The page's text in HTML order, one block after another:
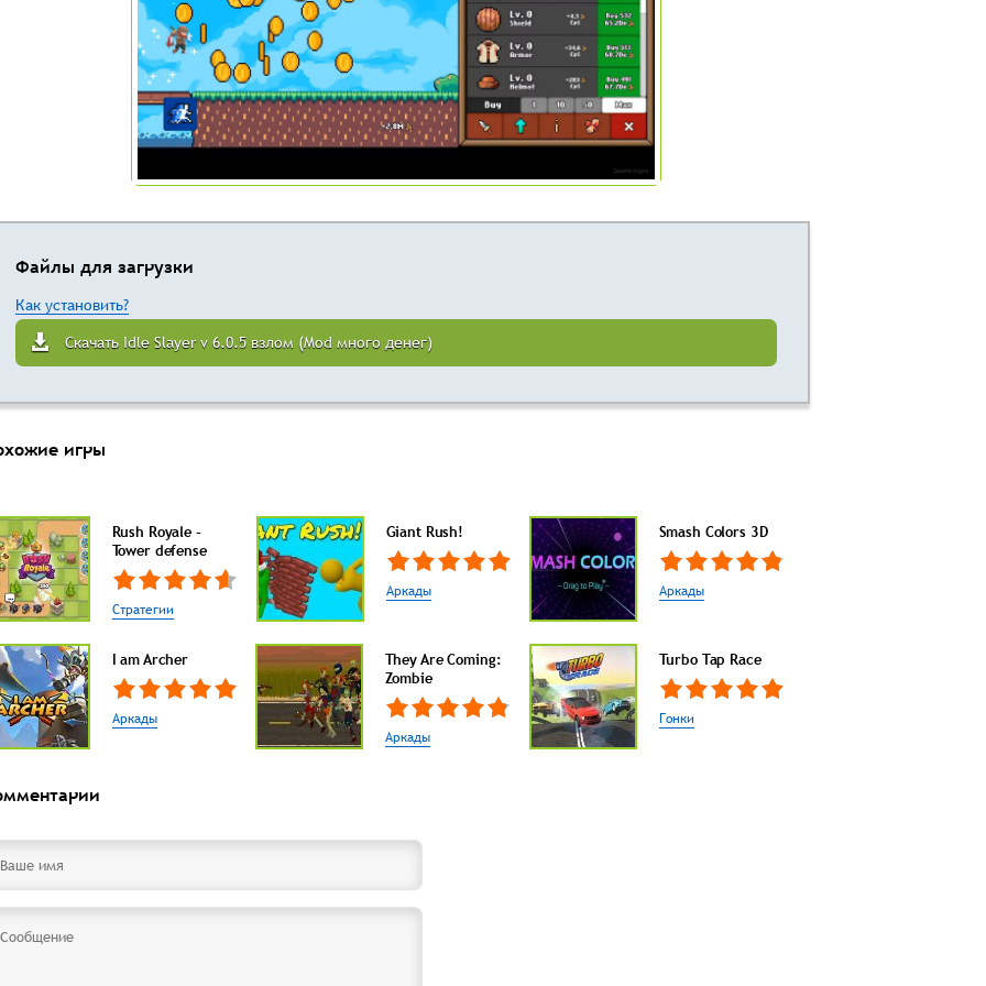
Файлы для загрузки
Как установить?
Скачать Idle Slayer v 6.0.5 взлом (Mod много денег)
игры
Rush Royale -
Tower defense
Стратегии
Giant Rush!
Аркады
Smash Colors 3D
Аркады
I am Archer
Аркады
They Are Coming:
Zombie
Аркады
Turbo Tap Race
Гонки